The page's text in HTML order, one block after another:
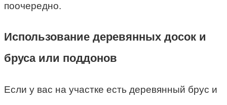
поочередно.
Использование деревянных досок и
бруса или поддонов
Если у вас на участке есть деревянный брус и